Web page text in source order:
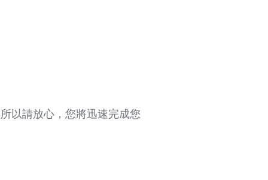
以請放心，您將迅速完成您